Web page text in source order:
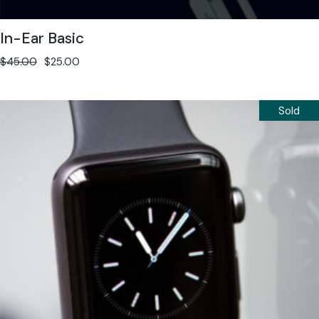
In-Ear Basic
$45.00 $25.00
Sold